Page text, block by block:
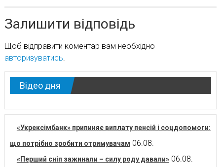
Залишити відповідь
Щоб відправити коментар вам необхідно
авторизуватись
Відео дня
«Укрексімбанк» припиняє виплату пенсій і соцдопомоги:
що потрібно зробити отримувачам 06.08.
«Перший сніп зажинали – силу роду давали» 06.08.